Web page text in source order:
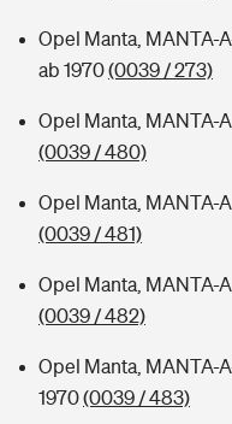
Opel Manta, MANTA-
ab 1970(0039 / 273)
Opel Manta, MANTA-
(0039 / 480)
Opel Manta, MANTA-
(0039 / 481)
Opel Manta, MANTA-
(0039 / 482)
Opel Manta, MANTA-
1970(0039 / 483)